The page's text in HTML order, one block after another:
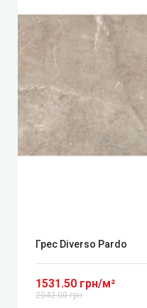
Грес Diverso Pardo
1531.50 грн/м²
2042.00 грн